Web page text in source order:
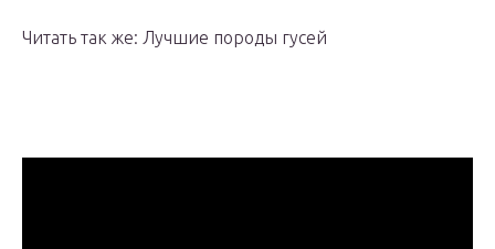
Читать так же: Лучшие породы гусей